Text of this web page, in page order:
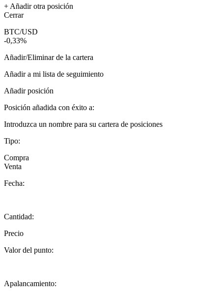
+ Añadir otra posición
Cerrar
BTC/USD
-0,33%
Añadir/Eliminar de la cartera
Añadir a mi lista de seguimiento
Añadir posición
Posición añadida con éxito a:
Introduzca un nombre para su cartera de posiciones
Tipo:
Compra
Venta
Fecha:
Cantidad:
Precio
Valor del punto:
Apalancamiento: